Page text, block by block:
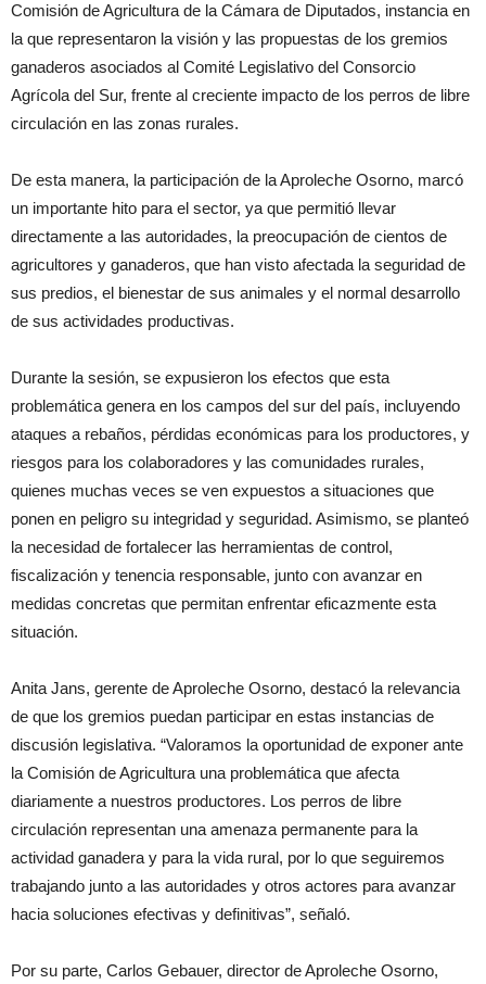
Comisión de Agricultura de la Cámara de Diputados, instancia en
la que representaron la visión y las propuestas de los gremios
ganaderos asociados al Comité Legislativo del Consorcio
Agrícola del Sur, frente al creciente impacto de los perros de libre
circulación en las zonas rurales.
De esta manera, la participación de la Aproleche Osorno, marcó
un importante hito para el sector, ya que permitió llevar
directamente a las autoridades, la preocupación de cientos de
agricultores y ganaderos, que han visto afectada la seguridad de
sus predios, el bienestar de sus animales y el normal desarrollo
de sus actividades productivas.
Durante la sesión, se expusieron los efectos que esta
problemática genera en los campos del sur del país, incluyendo
ataques a rebaños, pérdidas económicas para los productores, y
riesgos para los colaboradores y las comunidades rurales,
quienes muchas veces se ven expuestos a situaciones que
ponen en peligro su integridad y seguridad. Asimismo, se planteó
la necesidad de fortalecer las herramientas de control,
fiscalización y tenencia responsable, junto con avanzar en
medidas concretas que permitan enfrentar eficazmente esta
situación.
Anita Jans, gerente de Aproleche Osorno, destacó la relevancia
de que los gremios puedan participar en estas instancias de
discusión legislativa. “Valoramos la oportunidad de exponer ante
la Comisión de Agricultura una problemática que afecta
diariamente a nuestros productores. Los perros de libre
circulación representan una amenaza permanente para la
actividad ganadera y para la vida rural, por lo que seguiremos
trabajando junto a las autoridades y otros actores para avanzar
hacia soluciones efectivas y definitivas”, señaló.
Por su parte, Carlos Gebauer, director de Aproleche Osorno,